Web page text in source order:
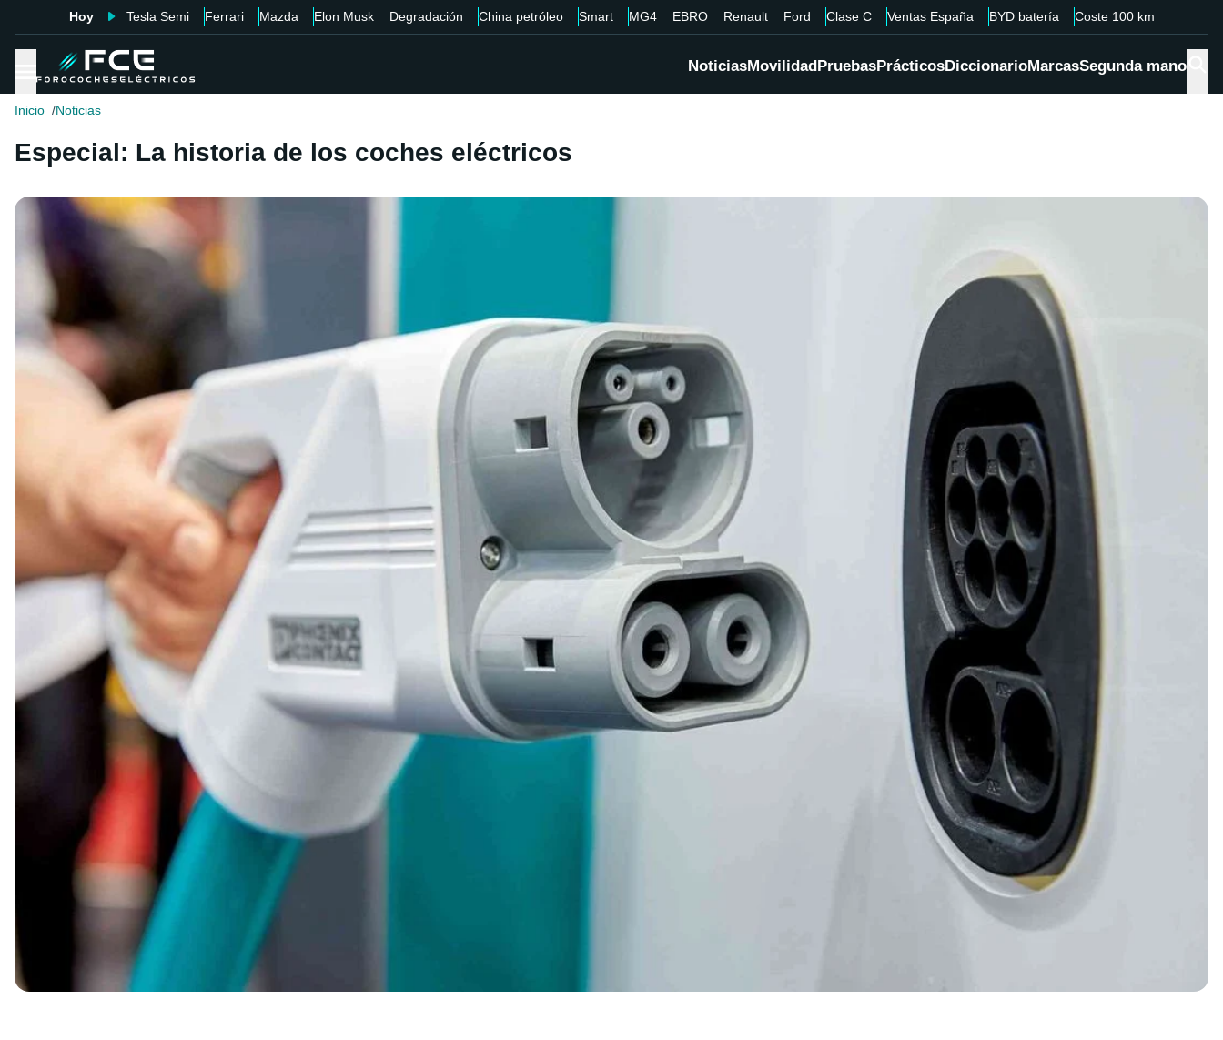
Hoy Tesla Semi Ferrari Mazda Elon Musk Degradación China petróleo Smart MG4 EBRO Renault Ford Clase C Ventas España BYD batería Coste 100 km
NoticiasMovilidadPruebasPrácticosDiccionarioMarcasSegunda mano
Inicio Noticias
Especial: La historia de los coches eléctricos